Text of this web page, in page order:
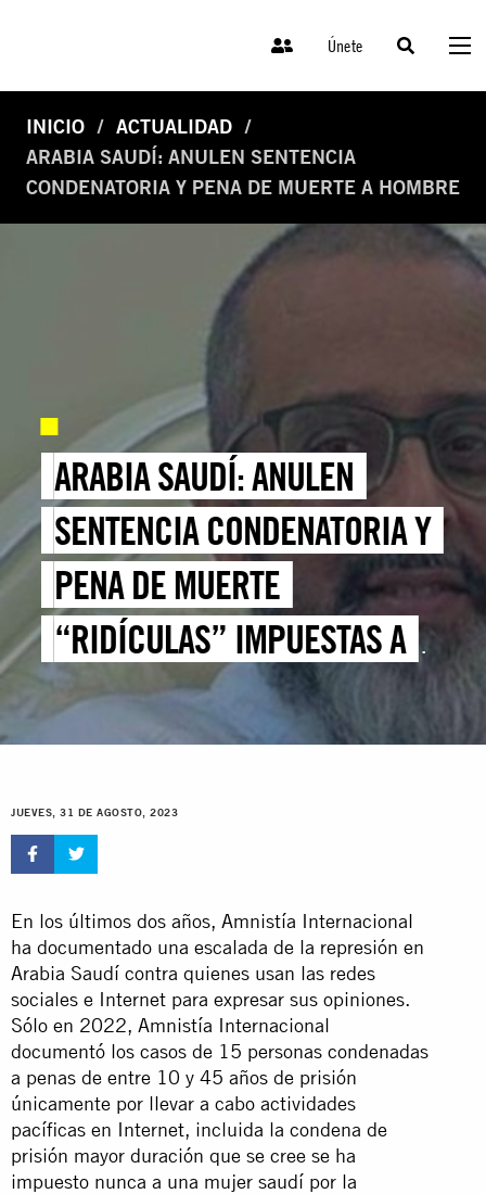
Únete
INICIO
ACTUALIDAD
ARABIA SAUDÍ: ANULEN SENTENCIA
CONDENATORIA Y PENA DE MUERTE A HOMBRE
ARABIA SAUDÍ: ANULEN
SENTENCIA CONDENATORIA Y
PENA DE MUERTE
“RIDÍCULAS” IMPUESTAS A
UN HOMBRE POR
PUBLICACIONES EN REDES
SOCIALES
JUEVES, 31 DE AGOSTO, 2023
En los últimos dos años, Amnistía Internacional
ha documentado una escalada de la represión en
Arabia Saudí contra quienes usan las redes
sociales e Internet para expresar sus opiniones.
Sólo en 2022, Amnistía Internacional
documentó los casos de 15 personas condenadas
a penas de entre 10 y 45 años de prisión
únicamente por llevar a cabo actividades
pacíficas en Internet, incluida la condena de
prisión mayor duración que se cree se ha
impuesto nunca a una mujer saudí por la